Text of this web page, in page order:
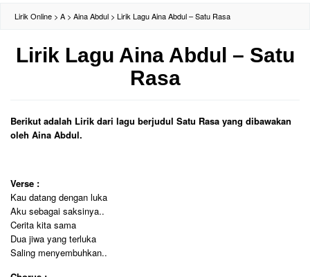
Lirik Online > A > Aina Abdul > Lirik Lagu Aina Abdul – Satu Rasa
Lirik Lagu Aina Abdul – Satu
Rasa
Berikut adalah Lirik dari lagu berjudul Satu Rasa yang dibawakan
oleh Aina Abdul.
Verse :
Kau datang dengan luka
Aku sebagai saksinya..
Cerita kita sama
Dua jiwa yang terluka
Saling menyembuhkan..